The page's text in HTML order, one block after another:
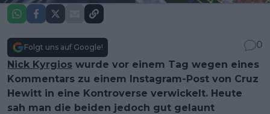
Folgt uns auf Google!
0
Nick Kyrgios wurde vor einem Tag wegen eines
Kommentars zu einem Instagram-Post von Cruz
Hewitt in eine Kontroverse verwickelt. Heute
sah man die beiden jedoch gut gelaunt